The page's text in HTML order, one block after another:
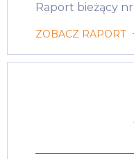
Raport bieżący
ZOBACZ RAPORT